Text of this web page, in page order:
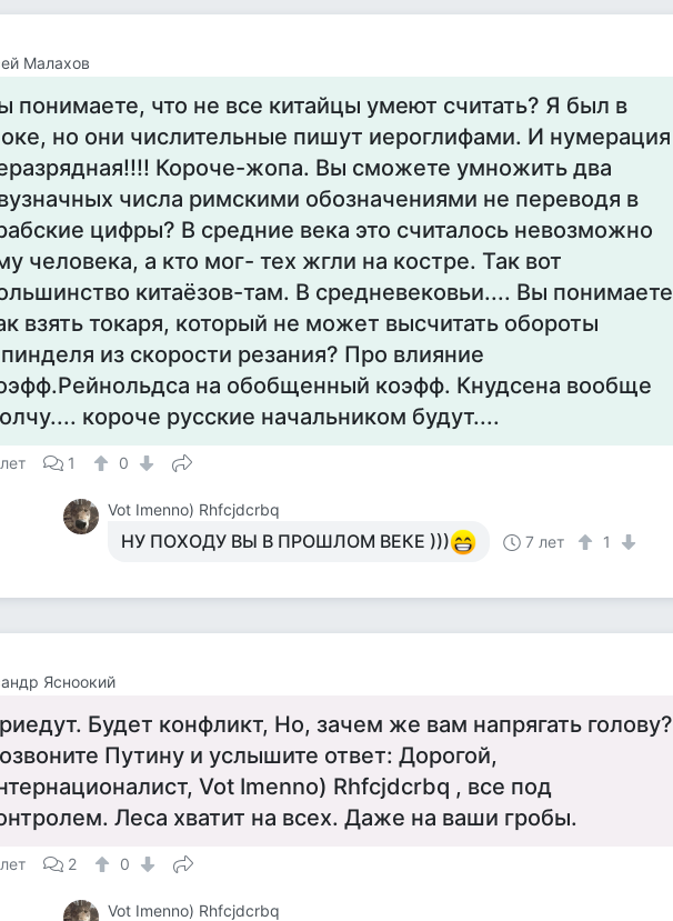
Малахов
понимаете, что не все китайцы умеют считать? Я был в
но они числительные пишут иероглифами. И нумерация
Короче-жопа. Вы сможете умножить два
числа римскими обозначениями не переводя в
цифры? В средние века это считалось невозможно
человека, а кто мог- тех жгли на костре. Так вот
китаёзов-там. В средневековьи.... Вы понимаете
взять токаря, который не может высчитать обороты
из скорости резания? Про влияние
на обобщенный коэфф. Кнудсена вообще
короче русские начальником будут....
1 0
Vot Imenno) Rhfcjdcrbq
НУ ПОХОДУ ВЫ В ПРОШЛОМ ВЕКЕ ))) 7 лет 1
Ясноокий
Будет конфликт, Но, зачем же вам напрягать голову?
Путину и услышите ответ: Дорогой,
Vot Imenno) Rhfcjdcrbq , все под
Леса хватит на всех. Даже на ваши гробы.
2 0
Vot Imenno) Rhfcjdcrbq